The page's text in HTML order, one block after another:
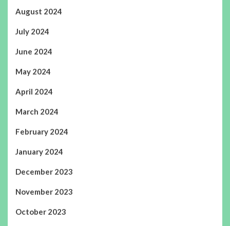
August 2024
July 2024
June 2024
May 2024
April 2024
March 2024
February 2024
January 2024
December 2023
November 2023
October 2023